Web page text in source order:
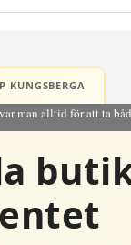
KUNGSBERGA
man alltid för att ta